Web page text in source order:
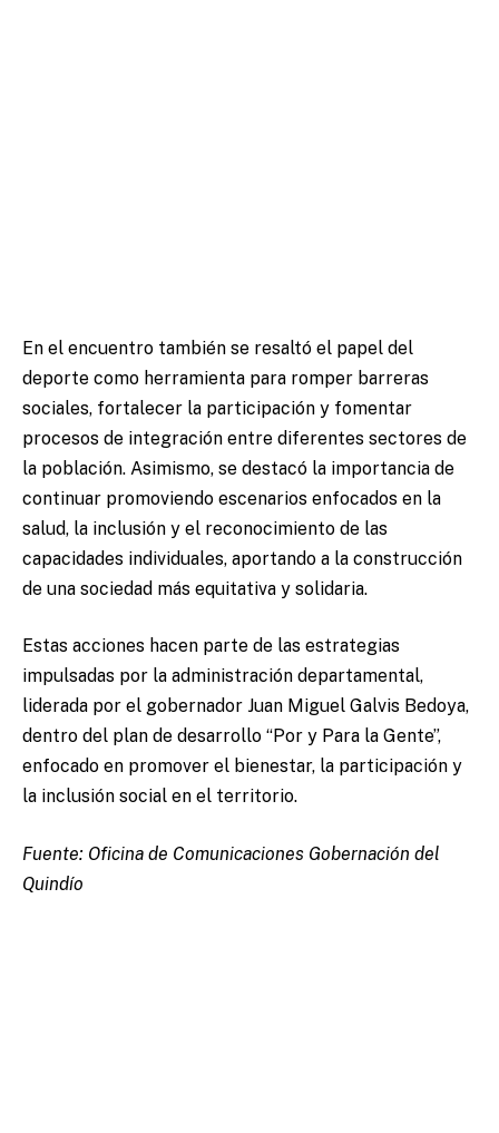
En el encuentro también se resaltó el papel del
deporte como herramienta para romper barreras
sociales, fortalecer la participación y fomentar
procesos de integración entre diferentes sectores de
la población. Asimismo, se destacó la importancia de
continuar promoviendo escenarios enfocados en la
salud, la inclusión y el reconocimiento de las
capacidades individuales, aportando a la construcción
de una sociedad más equitativa y solidaria.
Estas acciones hacen parte de las estrategias
impulsadas por la administración departamental,
liderada por el gobernador Juan Miguel Galvis Bedoya,
dentro del plan de desarrollo “Por y Para la Gente”,
enfocado en promover el bienestar, la participación y
la inclusión social en el territorio.
Fuente: Oficina de Comunicaciones Gobernación del
Quindío